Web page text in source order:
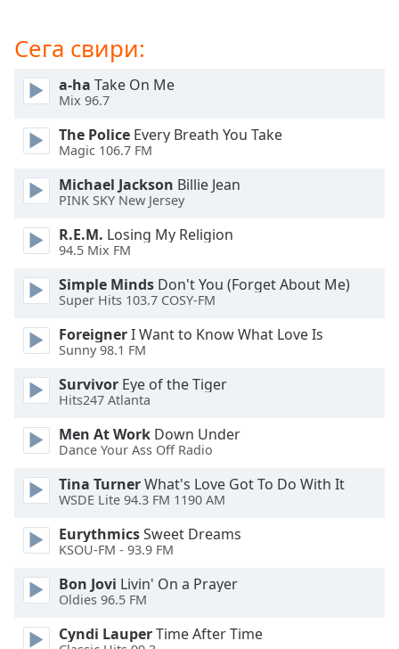
dialog
window.
Escape
close
window.
Color
Background
Color
Opacity
Caption
Area
Background
Сега свири:
a-ha Take On Me
Mix 96.7
The Police Every Breath You Take
Magic 106.7 FM
Michael Jackson Billie Jean
PINK SKY New Jersey
R.E.M. Losing My Religion
94.5 Mix FM
Simple Minds Don't You (Forget About Me)
Super Hits 103.7 COSY-FM
ForeignerI Want to Know What Love Is
Sunny 98.1 FM
Survivor Eye of the Tiger
Hits247 Atlanta
Men At Work Down Under
Dance Your Ass Off Radio
Tina TurnerWhat's Love Got To Do With It
WSDE Lite 94.3 FM 1190 AM
EurythmicsSweet Dreams
KSOU-FM - 93.9 FM
Bon Jovi Livin' On a Prayer
Oldies 96.5 FM
Cyndi LauperTime After Time